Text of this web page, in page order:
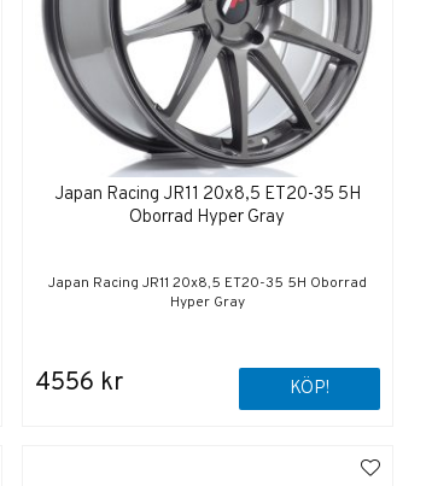
Japan Racing JR11 20x8,5 ET20-35 5H
Oborrad Hyper Gray
Japan Racing JR11 20x8,5 ET20-35 5H Oborrad
Hyper Gray
4556 kr KÖP!